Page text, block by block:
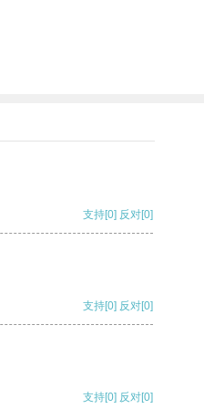
支持[0] 反对[0]
支持[0] 反对[0]
支持[0] 反对[0]